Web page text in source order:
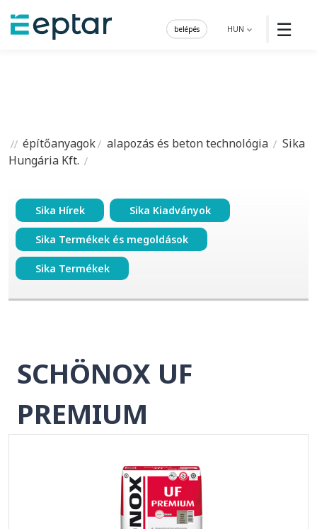
☰
HUN
belépés
építőanyagok alapozás és beton technológia
Sika
Hungária Kft.
Sika Hírek Sika Kiadványok
Sika Termékek és megoldások
Sika Termékek
SCHÖNOX UF
PREMIUM